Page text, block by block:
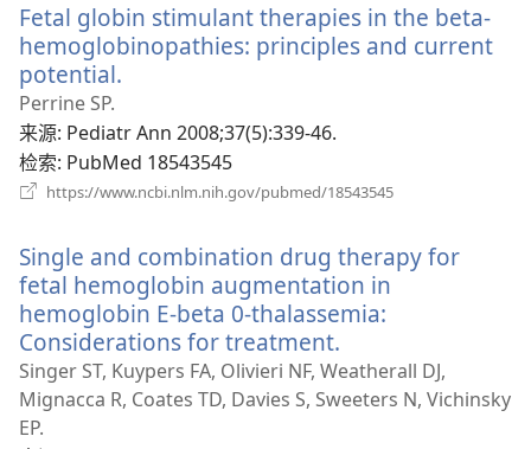
窗
口）
Fetal globin stimulant therapies in the beta-
hemoglobinopathies: principles and current
potential.
新
窗
口）
Perrine SP.
来源‎: Pediatr Ann 2008;37(5):339-46.
检索‎: PubMed 18543545
https://www.ncbi.nlm.nih.gov/pubmed/18543545
窗
口）
Single and combination drug therapy for
fetal hemoglobin augmentation in
hemoglobin E-beta 0-thalassemia:
Considerations for treatment.
开
新
Singer ST, Kuypers FA, Olivieri NF, Weatherall DJ,
Mignacca R, Coates TD, Davies S, Sweeters N, Vichinsky
EP.